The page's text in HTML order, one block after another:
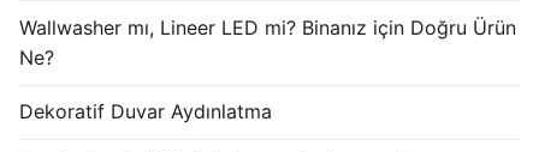
İLETİŞİM & SİPARİŞ
Wallwasher mı, Lineer LED mi? Binanız için Doğru Ürün
Ne?
Dekoratif Duvar Aydınlatma